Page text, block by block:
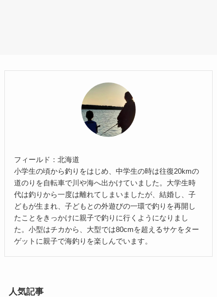
フィールド：北海道
小学生の頃から釣りをはじめ、中学生の時は往復20kmの
道のりを自転車で川や海へ出かけていました。大学生時
代は釣りから一度は離れてしまいましたが、結婚し、子
どもが生まれ、子どもとの外遊びの一環で釣りを再開し
たことをきっかけに親子で釣りに行くようになりまし
た。小型はチカから、大型では80cmを超えるサケをター
ゲットに親子で海釣りを楽しんでいます。
人気記事